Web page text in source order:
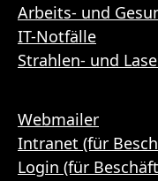
Arbeits- und
IT-Notfälle
Strahlen- und
Webmailer
Intranet (für
Login (für